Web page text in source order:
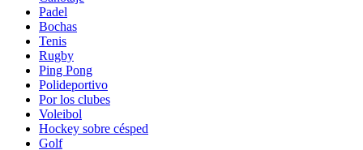
Padel
Bochas
Tenis
Rugby
Ping Pong
Polideportivo
Por los clubes
Voleibol
Hockey sobre césped
Golf